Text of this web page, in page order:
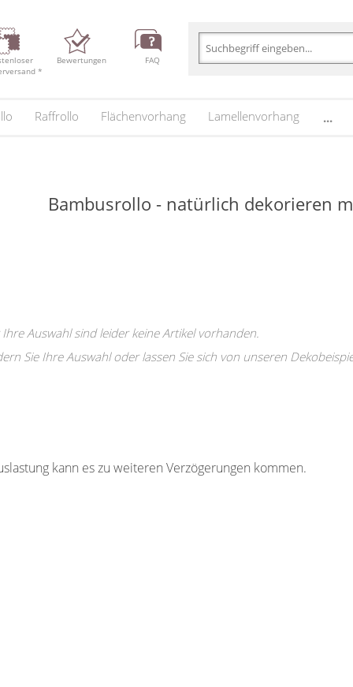
*
Bewertungen FAQ
Raffrollo Flächenvorhang Lamellenvorhang ...
Bambusrollo - natürlich dekorieren
Ihre Auswahl sind leider keine Artikel vorhanden.
Sie Ihre Auswahl oder lassen Sie sich von unseren
kann es zu weiteren Verzögerungen kommen.